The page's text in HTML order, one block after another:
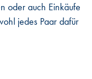
oder auch Einkäufe
jedes Paar dafür